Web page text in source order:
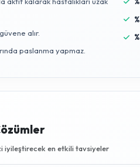
Bitki Koruması
korumak içinHPA Plus
bakteri ve virüsleri yok
karşı %100 etkilidir.